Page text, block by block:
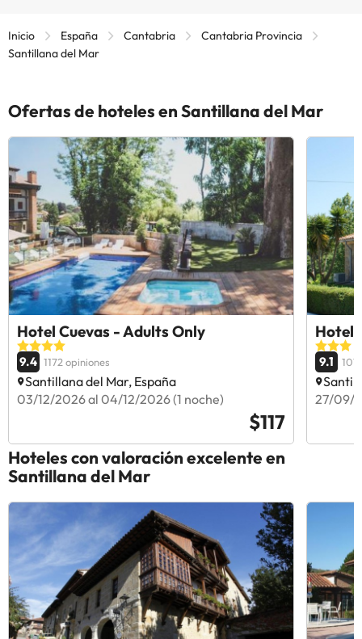
Inicio España Cantabria
Cantabria Provincia
Santillana del Mar
Ofertas de hoteles en Santillana del Mar
Hotel Cuevas - Adults Only
9.4 1172 opiniones
Santillana del Mar, España
03/12/2026 al 04/12/2026 (1 noche)
$117
Hotel
9.1
27/09/
Hoteles con valoración excelente en
Santillana del Mar